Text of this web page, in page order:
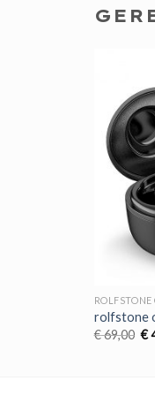
ROLFSTONE
rolfstone
€69,00 €